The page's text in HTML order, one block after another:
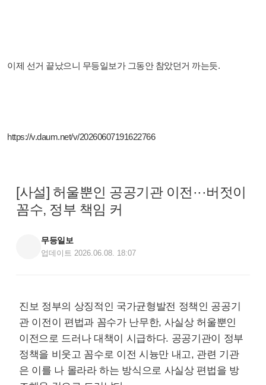
이제 선거 끝났으니 무등일보가 그동안 참았던거 까는듯.
https://v.daum.net/v/20260607191622766
[사설] 허울뿐인 공공기관 이전···버젓이
꼼수, 정부 책임 커
무등일보
업데이트 2026.06.08. 18:07
진보 정부의 상징적인 국가균형발전 정책인 공공기
관 이전이 편법과 꼼수가 난무한, 사실상 허울뿐인
이전으로 드러나 대책이 시급하다. 공공기관이 정부
정책을 비웃고 꼼수로 이전 시늉만 내고, 관련 기관
은 이를 나 몰라라 하는 방식으로 사실상 편법을 방